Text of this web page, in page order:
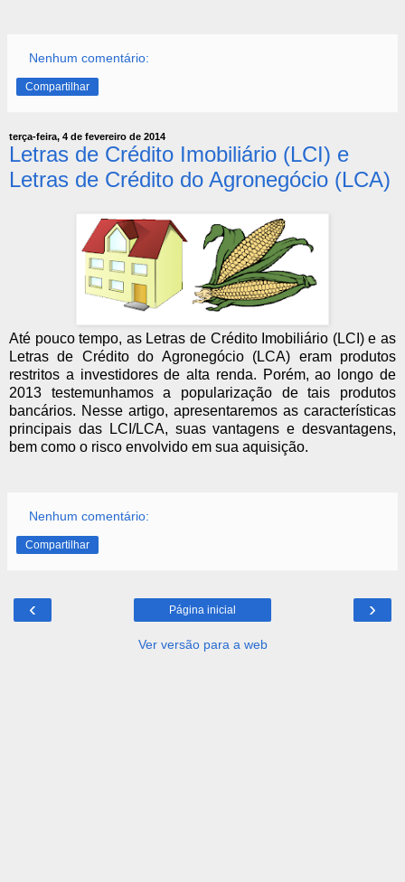
Nenhum comentário:
Compartilhar
terça-feira, 4 de fevereiro de 2014
Letras de Crédito Imobiliário (LCI) e
Letras de Crédito do Agronegócio (LCA)
Até pouco tempo, as Letras de Crédito Imobiliário (LCI) e as
Letras de Crédito do Agronegócio (LCA) eram produtos
restritos a investidores de alta renda. Porém, ao longo de
2013 testemunhamos a popularização de tais produtos
bancários. Nesse artigo, apresentaremos as características
principais das LCI/LCA, suas vantagens e desvantagens,
bem como o risco envolvido em sua aquisição.
Nenhum comentário:
Compartilhar
‹ ›
Página inicial
Ver versão para a web